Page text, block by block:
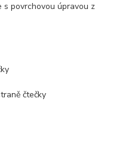
s povrchovou úpravou z
čtečky